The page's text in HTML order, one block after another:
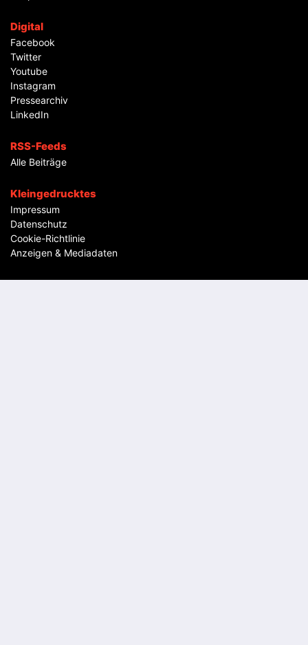
Digital
Facebook
Twitter
Youtube
Instagram
Pressearchiv
LinkedIn
RSS-Feeds
Alle Beiträge
Kleingedrucktes
Impressum
Datenschutz
Cookie-Richtlinie
Anzeigen & Mediadaten